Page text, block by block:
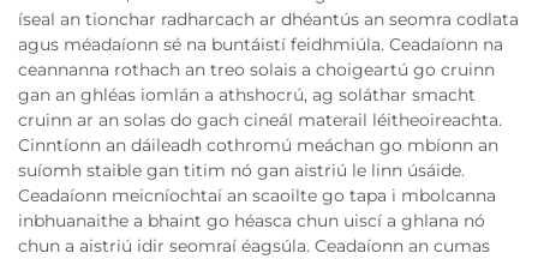
íseal an tionchar radharcach ar dhéantús an seomra codlata
agus méadaíonn sé na buntáistí feidhmiúla. Ceadaíonn na
ceannanna rothach an treo solais a choigeartú go cruinn
gan an ghléas iomlán a athshocrú, ag soláthar smacht
cruinn ar an solas do gach cineál materail léitheoireachta.
Cinntíonn an dáileadh cothromú meáchan go mbíonn an
suíomh staible gan titim nó gan aistriú le linn úsáide.
Ceadaíonn meicníochtaí an scaoilte go tapa i mbolcanna
inbhuanaithe a bhaint go héasca chun uiscí a ghlana nó
chun a aistriú idir seomraí éagsúla. Ceadaíonn an cumas